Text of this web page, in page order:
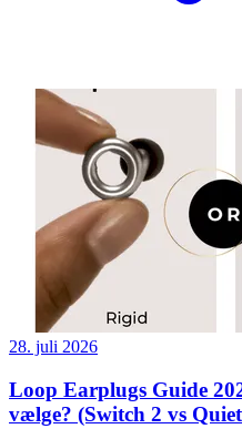
28. juli 2026
Loop Earplugs Guide
vælge? (Switch 2 vs